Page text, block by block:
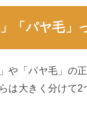
「パヤ毛」
や「パヤ毛」の
は大きく分けて2